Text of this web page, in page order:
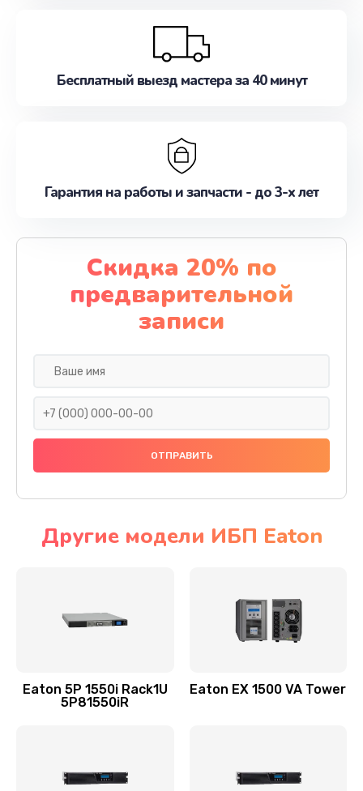
Бесплатный выезд мастера за 40 минут
Гарантия на работы и запчасти - до 3-х лет
Скидка 20% по
предварительной
записи
Другие модели ИБП Eaton
Eaton 5P 1550i Rack1U
5P81550iR
Eaton EX 1500 VA Tower